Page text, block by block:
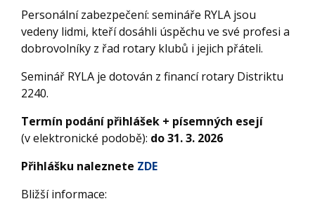
Personální zabezpečení: semináře RYLA jsou
vedeny lidmi, kteří dosáhli úspěchu ve své profesi a
dobrovolníky z řad rotary klubů i jejich přáteli.
Seminář RYLA je dotován z financí rotary Distriktu
2240.
Termín podání přihlášek + písemných esejí
(v elektronické podobě): do 31. 3. 2026
Přihlášku naleznete ZDE
Bližší informace: